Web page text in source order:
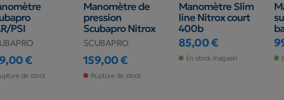
PSI
€
de stock
Manomètre de
pression
Scubapro Nitrox
SCUBAPRO
Prix
159,00 €
Rupture de stock
Manomètre Slim
line Nitrox court
400b
Prix
85,00 €
En stock magasin